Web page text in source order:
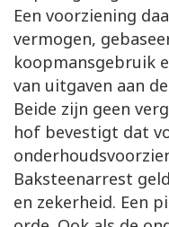
Een voorziening
vermogen,
koopmansgebruik
van uitgaven aan
Beide zijn geen
hof bevestigt dat
Baksteenarrest
en zekerheid. Een